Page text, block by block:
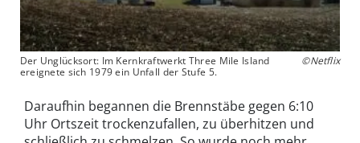
Der Unglücksort: Im Kernkraftwerkt Three Mile Island
ereignete sich 1979 ein Unfall der Stufe 5.
©Netflix
Daraufhin begannen die Brennstäbe gegen 6:10
Uhr Ortszeit trockenzufallen, zu überhitzen und